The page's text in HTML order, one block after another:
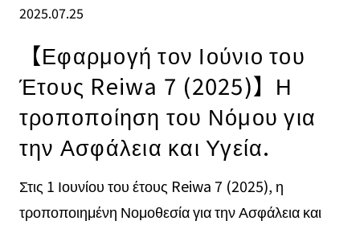
2025.07.25
【Εφαρμογή τον Ιούνιο του
Έτους Reiwa 7 (2025)】Η
τροποποίηση του Νόμου για
την Ασφάλεια και Υγεία.
Στις 1 Ιουνίου του έτους Reiwa 7 (2025), η
τροποποιημένη Νομοθεσία για την Ασφάλεια και